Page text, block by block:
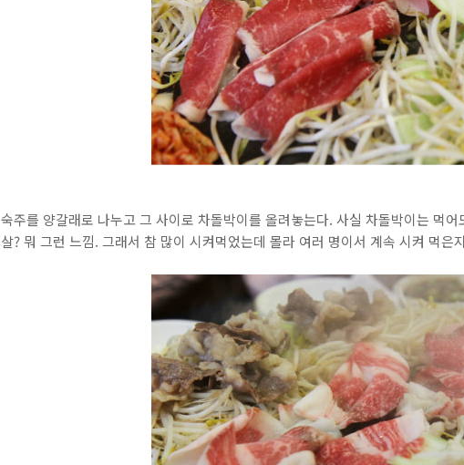
숙주를 양갈래로 나누고 그 사이로 차돌박이를 올려놓는다. 사실 차돌박이는 먹
살? 뭐 그런 느낌. 그래서 참 많이 시켜먹었는데 몰라 여러 명이서 계속 시켜 먹은